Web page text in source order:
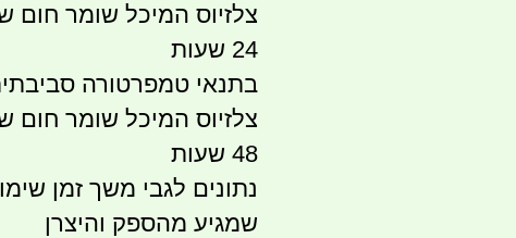
24 שעות
48 שעות
נתונים לגבי משך זמן
שמגיע מהספק והיצרן